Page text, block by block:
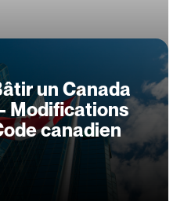
un Canada
Modifications
canadien